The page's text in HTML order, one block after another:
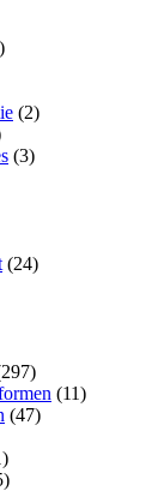
(2)
(3)
(24)
(11)
(47)